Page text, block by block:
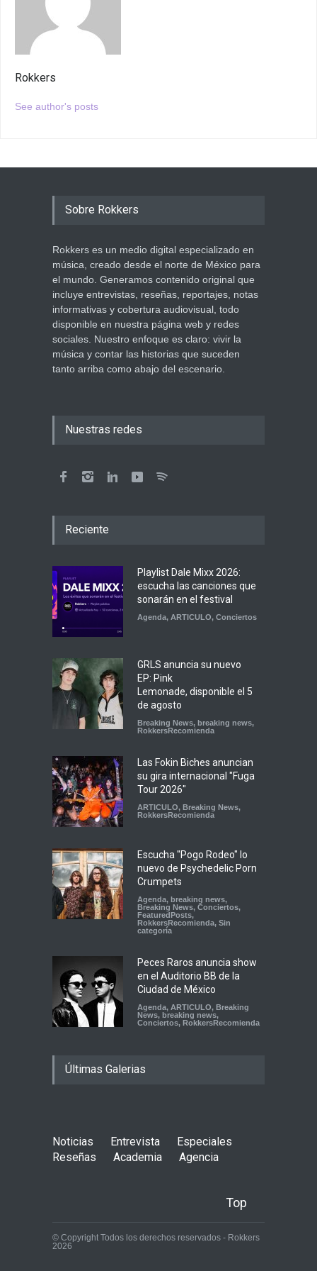
Rokkers
See author's posts
Sobre Rokkers
Rokkers es un medio digital especializado en
música, creado desde el norte de México para
el mundo. Generamos contenido original que
incluye entrevistas, reseñas, reportajes, notas
informativas y cobertura audiovisual, todo
disponible en nuestra página web y redes
sociales. Nuestro enfoque es claro: vivir la
música y contar las historias que suceden
tanto arriba como abajo del escenario.
Nuestras redes
Reciente
Playlist Dale Mixx 2026:
escucha las canciones que
sonarán en el festival
Agenda, ARTICULO, Conciertos
GRLS anuncia su nuevo
EP: Pink
Lemonade, disponible el 5
de agosto
Breaking News, breaking news,
RokkersRecomienda
Las Fokin Biches anuncian
su gira internacional "Fuga
Tour 2026"
ARTICULO, Breaking News,
RokkersRecomienda
Escucha "Pogo Rodeo" lo
nuevo de Psychedelic Porn
Crumpets
Agenda, breaking news,
Breaking News, Conciertos,
FeaturedPosts,
RokkersRecomienda, Sin
categoría
Peces Raros anuncia show
en el Auditorio BB de la
Ciudad de México
Agenda, ARTICULO, Breaking
News, breaking news,
Conciertos, RokkersRecomienda
Últimas Galerias
Noticias Entrevista
Especiales
Reseñas
Academia Agencia
Top
© Copyright Todos los derechos reservados - Rokkers
2026